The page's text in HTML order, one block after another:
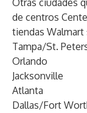
Otras ciudades
de centros
tiendas Walmart
Tampa/St.
Orlando
Jacksonville
Atlanta
Dallas/Fort